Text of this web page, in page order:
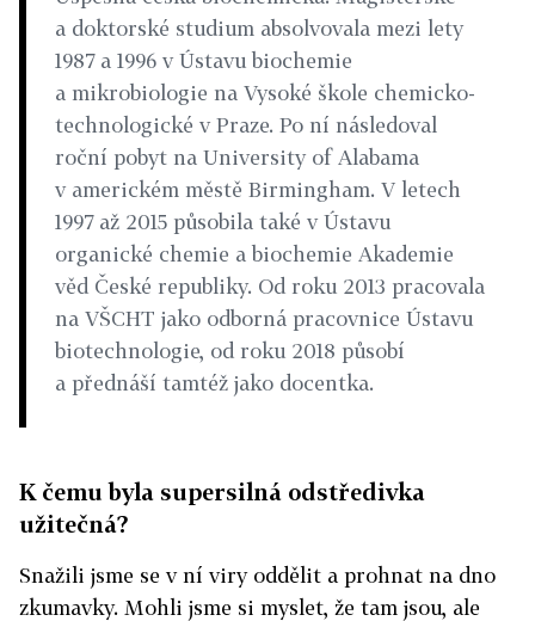
a doktorské studium absolvovala mezi lety
1987 a 1996 v Ústavu biochemie
a mikrobiologie na Vysoké škole chemicko-
technologické v Praze. Po ní následoval
roční pobyt na University of Alabama
v americkém městě Birmingham. V letech
1997 až 2015 působila také v Ústavu
organické chemie a biochemie Akademie
věd České republiky. Od roku 2013 pracovala
na VŠCHT jako odborná pracovnice Ústavu
biotechnologie, od roku 2018 působí
a přednáší tamtéž jako docentka.
K čemu byla supersilná odstředivka
užitečná?
Snažili jsme se v ní viry oddělit a prohnat na dno
zkumavky. Mohli jsme si myslet, že tam jsou, ale